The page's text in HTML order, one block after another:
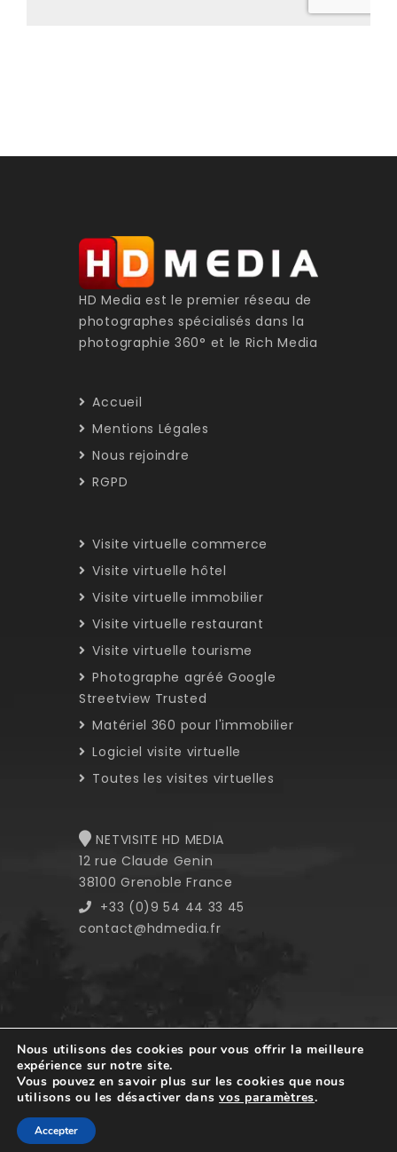
HD Media est le premier réseau de
photographes spécialisés dans la
photographie 360° et le Rich Media
Accueil
Mentions Légales
Nous rejoindre
RGPD
Visite virtuelle commerce
Visite virtuelle hôtel
Visite virtuelle immobilier
Visite virtuelle restaurant
Visite virtuelle tourisme
Photographe agréé Google
Streetview Trusted
Matériel 360 pour l'immobilier
Logiciel visite virtuelle
Toutes les visites virtuelles
NETVISITE HD MEDIA
12 rue Claude Genin
38100 Grenoble France
+33 (0)9 54 44 33 45
contact@hdmedia.fr
Copyright © 2008-2023 HD Media. All
rights reserved.
Nous utilisons des cookies pour vous offrir la meilleure
expérience sur notre site.
Vous pouvez en savoir plus sur les cookies que nous
utilisons ou les désactiver dansvos paramètres.
Accepter